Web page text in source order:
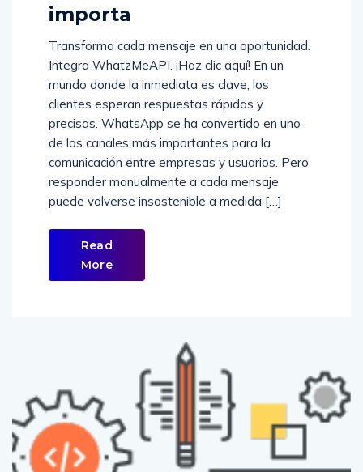
importa
Transforma cada mensaje en una oportunidad.
Integra WhatzMeAPI. ¡Haz clic aquí! En un
mundo donde la inmediata es clave, los
clientes esperan respuestas rápidas y
precisas. WhatsApp se ha convertido en uno
de los canales más importantes para la
comunicación entre empresas y usuarios. Pero
responder manualmente a cada mensaje
Read
More